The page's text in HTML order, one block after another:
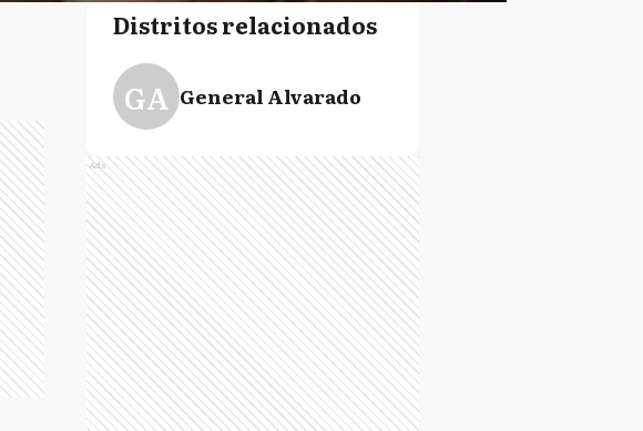
Distritos relacionados
GA General Alvarado
Ads